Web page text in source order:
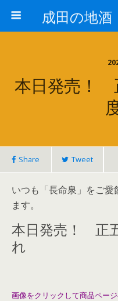
本日発売！
Share Tweet
いつも「長命泉」をご
ます。
本日発売！ 正
れ
画像をクリックして商品ペー